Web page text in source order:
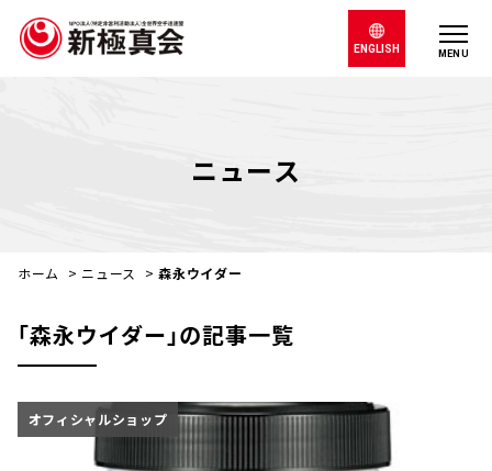
MENU
ENGLISH
ニュース
ホーム > ニュース >森永ウイダー
｢森永ウイダー｣の記事一覧
オフィシャルショップ